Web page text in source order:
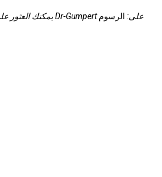
يمكنك العثور على نظرة عامة على جميع صور Dr-Gumpert على: الرسوم